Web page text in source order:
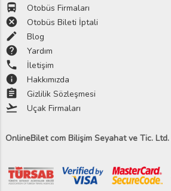
directions_bus Otobüs Firmaları
cancel Otobüs Bileti İptali
edit Blog
help Yardım
phone İletişim
info Hakkımızda
assignment Gizlilik Sözleşmesi
flight_takeoff Uçak Firmaları
OnlineBilet com Bilişim Seyahat ve Tic.